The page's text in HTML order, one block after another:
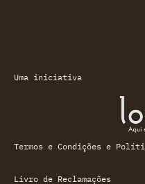
Uma iniciativa
Termos e Condições e
Livro de Reclamações